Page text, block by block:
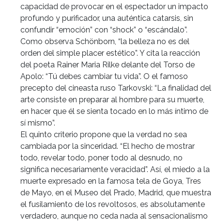
capacidad de provocar en el espectador un impacto
profundo y purificador, una auténtica catarsis, sin
confundir “emoción” con “shock” o “escándalo”.
Como observa Schönborn, “la belleza no es del
orden del simple placer estético”. Y cita la reacción
del poeta Rainer Maria Rilke delante del Torso de
Apolo: “Tú debes cambiar tu vida”. O el famoso
precepto del cineasta ruso Tarkovski: “La finalidad del
arte consiste en preparar al hombre para su muerte,
en hacer que él se sienta tocado en lo más íntimo de
sí mismo”.
El quinto criterio propone que la verdad no sea
cambiada por la sinceridad. “El hecho de mostrar
todo, revelar todo, poner todo al desnudo, no
significa necesariamente veracidad”. Así, el miedo a la
muerte expresado en la famosa tela de Goya, Tres
de Mayo, en el Museo del Prado, Madrid, que muestra
el fusilamiento de los revoltosos, es absolutamente
verdadero, aunque no ceda nada al sensacionalismo